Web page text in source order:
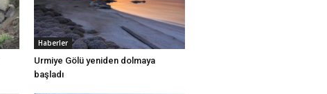
Haberler
Urmiye Gölü yeniden dolmaya
başladı